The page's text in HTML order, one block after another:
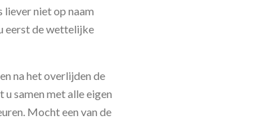
liever niet op naam
eerst de wettelijke
na het overlijden de
samen met alle eigen
Mocht een van de